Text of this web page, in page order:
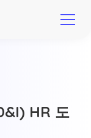
HR 도